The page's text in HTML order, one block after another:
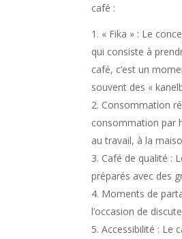
café :
« Fika » : Le
qui consiste à
café, c’est un
souvent des «
Consommation
consommation par
au travail, à la
Café de qualité :
préparés avec des
Moments de
l’occasion de
Accessibilité : Le